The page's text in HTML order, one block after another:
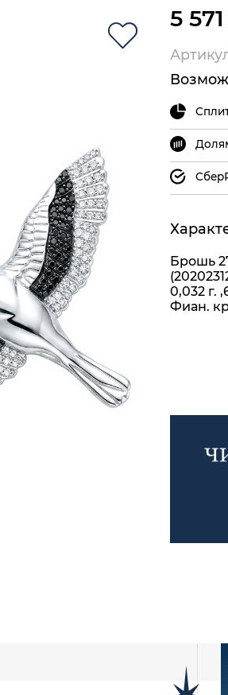
5
Брошь
0,032 г.
Фиан.